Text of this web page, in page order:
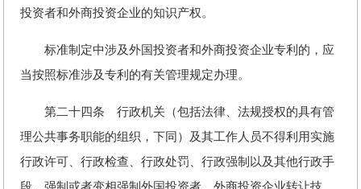
投资者和外商投资企业的知识产权。
标准制定中涉及外国投资者和外商投资企业专利的，应
当按照标准涉及专利的有关管理规定办理。
第二十四条 行政机关（包括法律、法规授权的具有管
理公共事务职能的组织，下同）及其工作人员不得利用实施
行政许可、行政检查、行政处罚、行政强制以及其他行政手